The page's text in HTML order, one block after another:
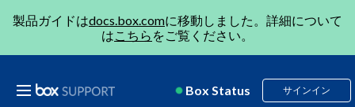
製品ガイドはdocs.box.comに移動しました。詳細について
はこちら をご覧ください。
Box Status サインイン